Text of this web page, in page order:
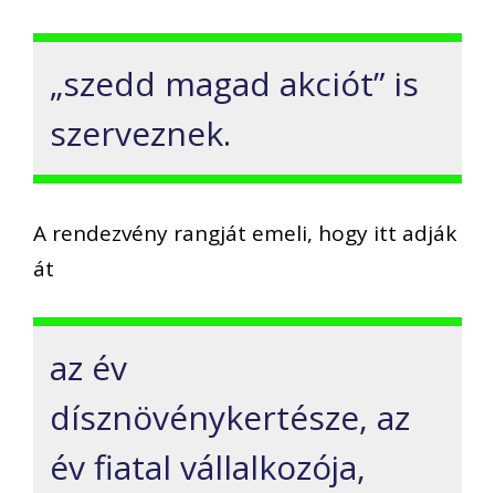
„szedd magad akciót” is
szerveznek.
A rendezvény rangját emeli, hogy itt adják
át
az év
dísznövénykertésze, az
év fiatal vállalkozója,